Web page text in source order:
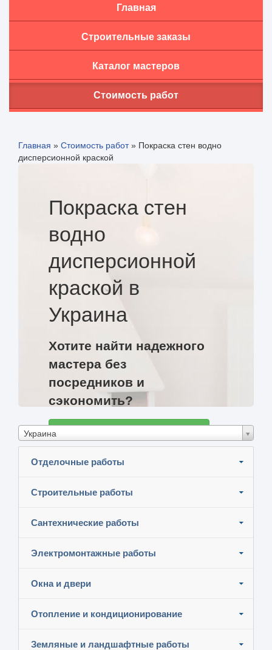
Главная
Строительные заказы
Каталог мастеров
Стоимость работ
Главная » Стоимость работ» Покраска стен водно
дисперсионной краской
Покраска стен
водно
дисперсионной
краской в
Украина
Хотите найти надежного
мастера без
посредников и
сэкономить?
Украина
Отделочные работы
Строительные работы
Сантехнические работы
Электромонтажные работы
Окна и двери
Отопление и кондиционирование
Земляные и ландшафтные работы